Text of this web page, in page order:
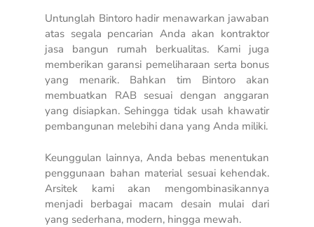
Untunglah Bintoro hadir menawarkan jawaban
atas segala pencarian Anda akan kontraktor
jasa bangun rumah berkualitas. Kami juga
memberikan garansi pemeliharaan serta bonus
yang menarik. Bahkan tim Bintoro akan
membuatkan RAB sesuai dengan anggaran
yang disiapkan. Sehingga tidak usah khawatir
pembangunan melebihi dana yang Anda miliki.
Keunggulan lainnya, Anda bebas menentukan
penggunaan bahan material sesuai kehendak.
Arsitek kami akan mengombinasikannya
menjadi berbagai macam desain mulai dari
yang sederhana, modern, hingga mewah.